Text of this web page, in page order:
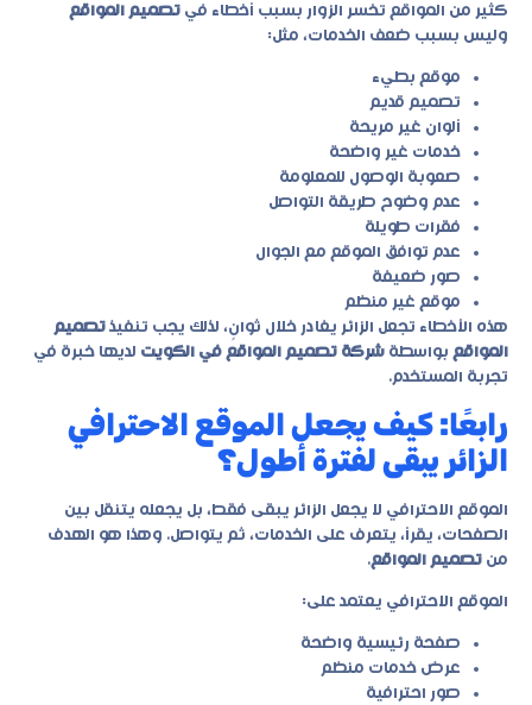
كثير من المواقع تخسر الزوار بسبب أخطاء في تصميم المواقع
وليس بسبب ضعف الخدمات، مثل:
موقع بطيء
تصميم قديم
ألوان غير مريحة
خدمات غير واضحة
صعوبة الوصول للمعلومة
عدم وضوح طريقة التواصل
فقرات طويلة
عدم توافق الموقع مع الجوال
صور ضعيفة
موقع غير منظم
هذه الأخطاء تجعل الزائر يغادر خلال ثوانٍ، لذلك يجب تنفيذ تصميم
المواقع بواسطة شركة تصميم المواقع في الكويت لديها خبرة في
تجربة المستخدم.
رابعًا: كيف يجعل الموقع الاحترافي
الزائر يبقى لفترة أطول؟
الموقع الاحترافي لا يجعل الزائر يبقى فقط، بل يجعله يتنقل بين
الصفحات، يقرأ، يتعرف على الخدمات، ثم يتواصل. وهذا هو الهدف
من تصميم المواقع.
الموقع الاحترافي يعتمد على:
صفحة رئيسية واضحة
عرض خدمات منظم
صور احترافية